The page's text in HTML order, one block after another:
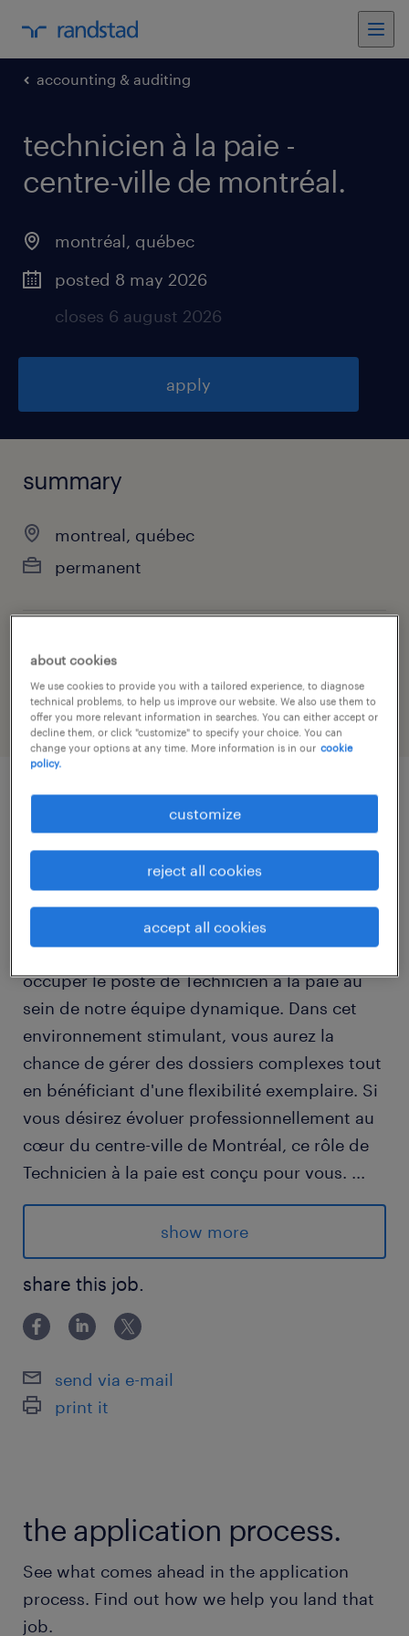
accounting & auditing
technicien à la paie -
centre-ville de montréal.
montréal, québec
posted 8 may 2026
closes 6 august 2026
apply
summary
montreal, québec
permanent
job category
accounting & auditing
Vous avez un talent naturel pour les chiffres
service d'une organisation humaine ? Nous
recherchons une personne rigoureuse pour
occuper le poste de Technicien à la paie au
sein de notre équipe dynamique. Dans cet
environnement stimulant, vous aurez la
chance de gérer des dossiers complexes tout
en bénéficiant d'une flexibilité exemplaire. Si
vous désirez évoluer professionnellement au
cœur du centre-ville de Montréal, ce rôle de
Technicien à la paie est conçu pour vous. ...
🔵Salaire attractif.
🔵Flexibilité d'un mode de travail hybride.
au centre-ville de Montréal.
Responsabilités
responsable de la conformité de nos
opérations sur deux territoires :
show more
share this job.
send via e-mail
print it
the application process.
See what comes ahead in the application
process. Find out how we help you land that
job.
about cookies
We use cookies to provide you with a tailored experience, to diagnose
technical problems, to help us improve our website. We also use them to
offer you more relevant information in searches. You can either accept or
decline them, or click "customize" to specify your choice. You can
change your options at any time. More information is in our cookie
policy.
customize
reject all cookies
accept all cookies